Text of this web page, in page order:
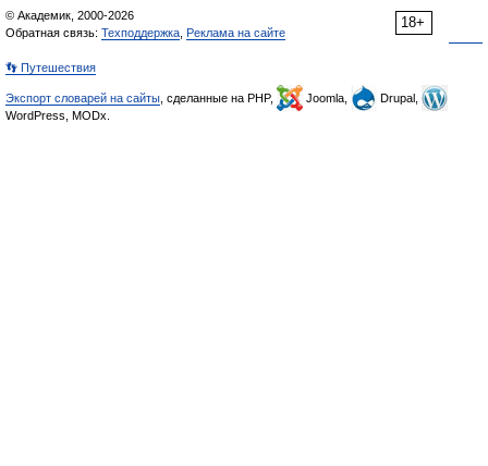
18+
© Академик, 2000-2026
Обратная связь: Техподдержка Реклама на сайте
👣 Путешествия
Экспорт словарей на сайты , сделанные на PHP, Joomla,
Drupal,
WordPress, MODx.